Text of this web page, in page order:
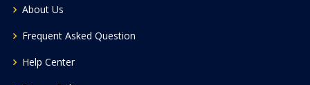
About Us
Frequent Asked Question
Help Center